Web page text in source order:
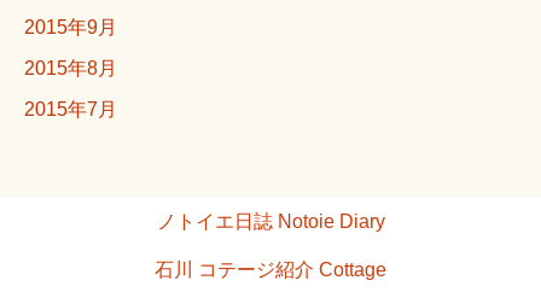
2015年9月
2015年8月
2015年7月
ノトイエ日誌 Notoie Diary
石川 コテージ紹介 Cottage